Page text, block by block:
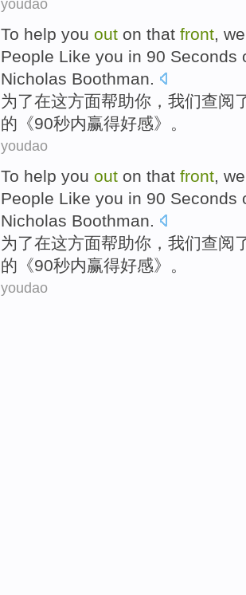
youdao
To help you out on that front, we
People Like you in 90 Seconds
Nicholas Boothman.
为了在这方面帮助你 ， 我们查阅
的《90秒内赢得好感》。
youdao
To help you out on that front we
People Like you in 90 Seconds
Nicholas Boothman
为了在这方面帮助你 ， 我们查阅
的《90秒内赢得好感》。
youdao